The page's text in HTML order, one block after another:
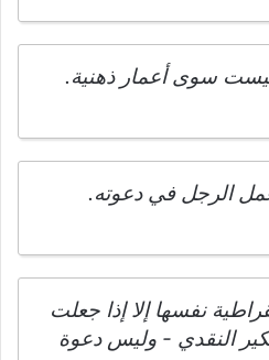
سوى أعمار ذهنية.
الرجل في دعوته.
نفسها إلا إذا جعلت
النقدي - وليس دعوة